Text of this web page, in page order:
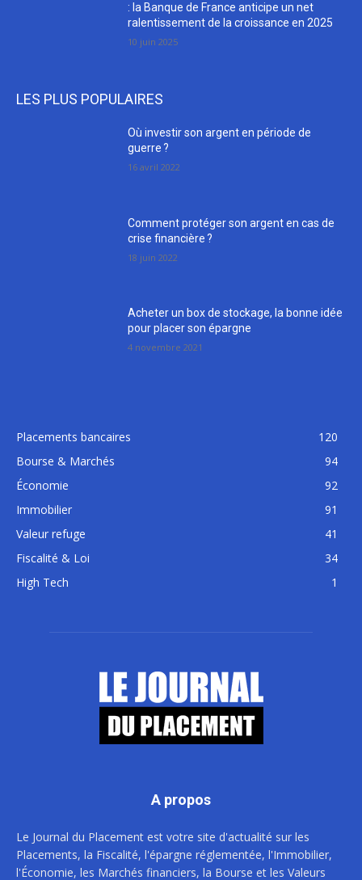
: la Banque de France anticipe un net
ralentissement de la croissance en 2025
10 juin 2025
LES PLUS POPULAIRES
Où investir son argent en période de
guerre ?
16 avril 2022
Comment protéger son argent en cas de
crise financière ?
18 juin 2022
Acheter un box de stockage, la bonne idée
pour placer son épargne
4 novembre 2021
Placements bancaires
120
Bourse & Marchés
94
Économie
92
Immobilier
91
Valeur refuge
41
Fiscalité & Loi
34
High Tech
1
A propos
Le Journal du Placement est votre site d'actualité sur les
Placements, la Fiscalité, l'épargne réglementée, l'Immobilier,
l'Économie, les Marchés financiers, la Bourse et les Valeurs